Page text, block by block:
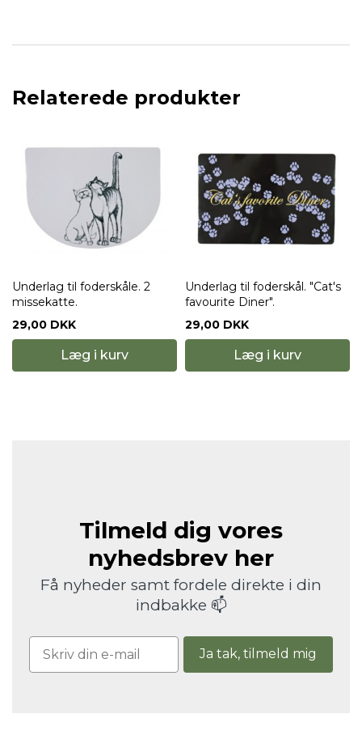
Relaterede produkter
Underlag til foderskåle. 2
missekatte.
29,00 DKK
Læg i kurv
Underlag til foderskål. "Cat's
favourite Diner".
29,00 DKK
Læg i kurv
Tilmeld dig vores
nyhedsbrev her
Få nyheder samt fordele direkte i din
indbakke 📫
Ja tak, tilmeld mig